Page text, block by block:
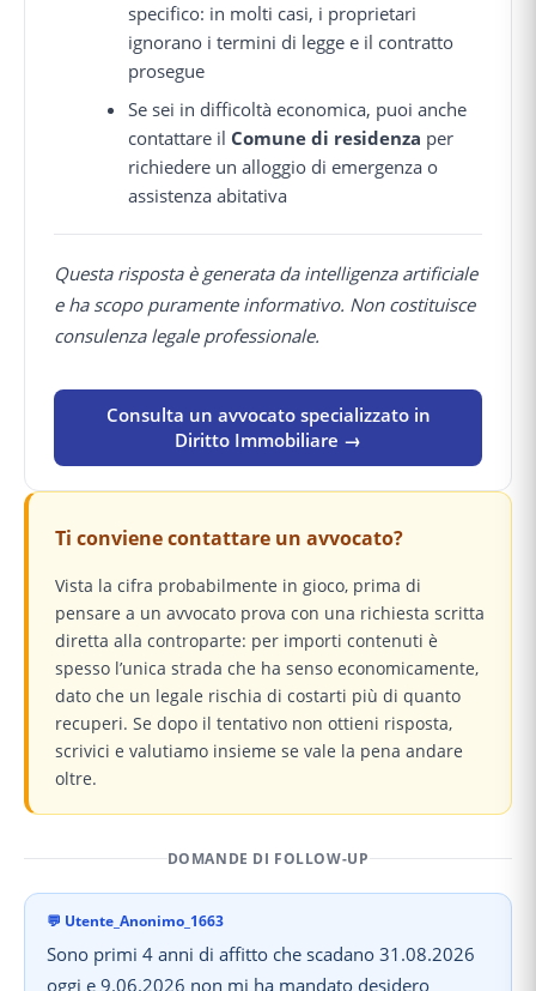
specifico: in molti casi, i proprietari
ignorano i termini di legge e il contratto
prosegue
Se sei in difficoltà economica, puoi anche
contattare il Comune di residenza per
richiedere un alloggio di emergenza o
assistenza abitativa
Questa risposta è generata da intelligenza artificiale
e ha scopo puramente informativo. Non costituisce
consulenza legale professionale.
Consulta un avvocato specializzato in
Diritto Immobiliare →
Ti conviene contattare un avvocato?
Vista la cifra probabilmente in gioco, prima di
pensare a un avvocato prova con una richiesta scritta
diretta alla controparte: per importi contenuti è
spesso l’unica strada che ha senso economicamente,
dato che un legale rischia di costarti più di quanto
recuperi. Se dopo il tentativo non ottieni risposta,
scrivici e valutiamo insieme se vale la pena andare
oltre.
DOMANDE DI FOLLOW-UP
💬 Utente_Anonimo_1663
Sono primi 4 anni di affitto che scadano 31.08.2026
oggi e 9.06.2026 non mi ha mandato desidero